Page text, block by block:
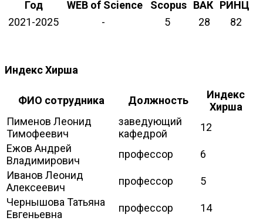
Год
WEB of Science Scopus ВАК РИНЦ
2021-2025
- 5 28 82
Индекс Хирша
ФИО сотрудника Должность
Индекс
Хирша
Пименов Леонид
Тимофеевич
заведующий
кафедрой
12
Ежов Андрей
Владимирович
профессор
6
Иванов Леонид
Алексеевич
профессор
5
Чернышова Татьяна
Евгеньевна
профессор
14